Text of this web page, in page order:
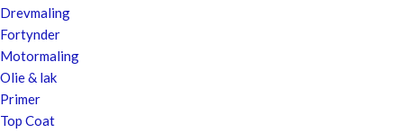
Drevmaling
Fortynder
Motormaling
Olie & lak
Primer
Top Coat